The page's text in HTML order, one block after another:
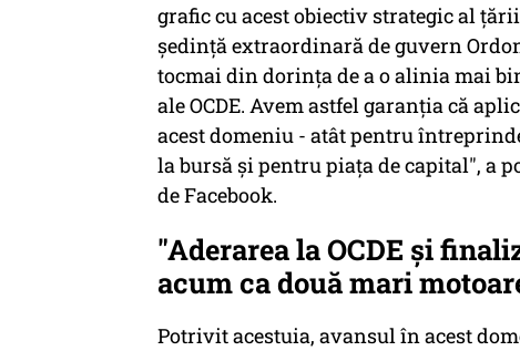
grafic cu acest obiectiv strategic al
şedinţă extraordinară de guvern
tocmai din dorinţa de a o alinia mai
ale OCDE. Avem astfel garanţia că
acest domeniu - atât pentru
la bursă şi pentru piaţa de capital", a
de Facebook.
"Aderarea la OCDE şi
acum ca două mari
Potrivit acestuia, avansul în acest